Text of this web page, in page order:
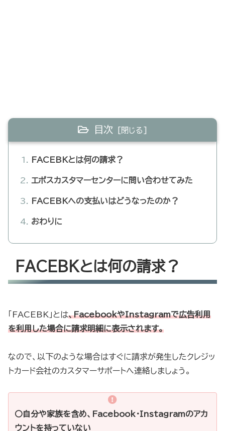
目次
FACEBKとは何の請求？
エポスカスタマーセンターに問い合わせてみた
FACEBKへの支払いはどうなったのか？
おわりに
FACEBKとは何の請求？
「FACEBK」とは、FacebookやInstagramで広告利用
を利用した場合に請求明細に表示されます。
なので、以下のような場合はすぐに請求が発生したクレジッ
トカード会社のカスタマーサポートへ連絡しましょう。
○自分や家族を含め、Facebook・Instagramのアカ
ウントを持っていない